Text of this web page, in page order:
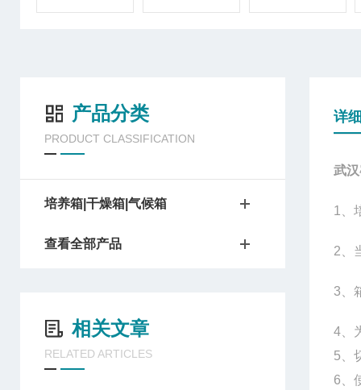
产品分类
PRODUCT CLASSIFICATION
培养箱|干燥箱|气候箱
查看全部产品
相关文章
RELATED ARTICLES
详
武
1
2
3
4
5、
6、